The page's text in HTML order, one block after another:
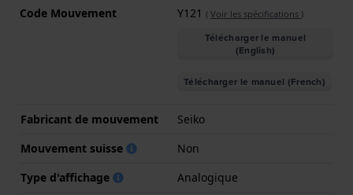
Code Mouvement Y121 ( Voir les spécifications )
Télécharger le manuel
(English)
Télécharger le manuel (French)
Fabricant de mouvement
Seiko
Mouvement suisse
Non
Type d'affichage
Analogique